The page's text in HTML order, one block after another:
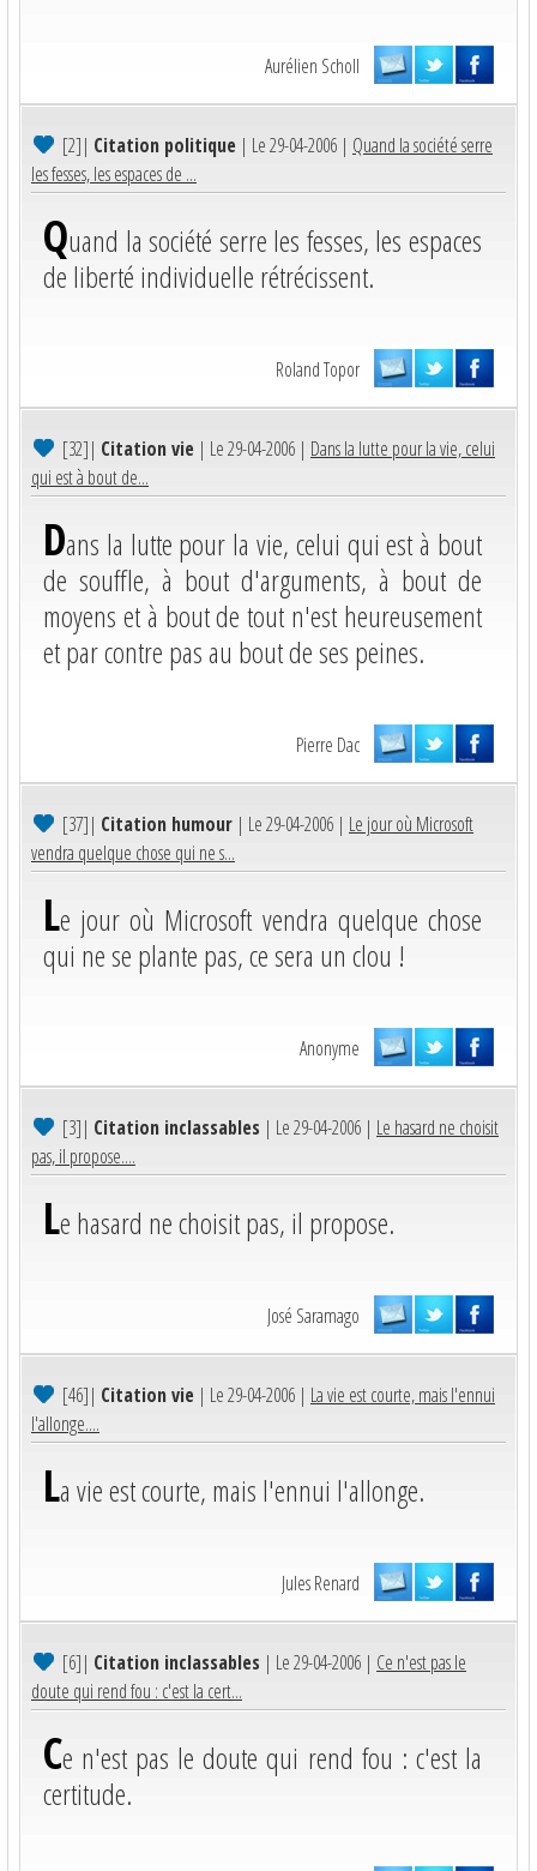
Aurélien Scholl
[2]| Citation politique | Le 29-04-2006 | Quand la société serre
les fesses, les espaces de ...
Quand la société serre les fesses, les espaces
de liberté individuelle rétrécissent.
Roland Topor
[32]| Citation vie | Le 29-04-2006 | Dans la lutte pour la vie, celui
qui est à bout de...
Dans la lutte pour la vie, celui qui est à bout
de souffle, à bout d'arguments, à bout de
moyens et à bout de tout n'est heureusement
et par contre pas au bout de ses peines.
Pierre Dac
[37]| Citation humour | Le 29-04-2006 | Le jour où Microsoft
vendra quelque chose qui ne s...
Le jour où Microsoft vendra quelque chose
qui ne se plante pas, ce sera un clou !
Anonyme
[3]| Citation inclassables | Le 29-04-2006 | Le hasard ne choisit
pas, il propose....
Le hasard ne choisit pas, il propose.
José Saramago
[46]| Citation vie | Le 29-04-2006 | La vie est courte, mais l'ennui
l'allonge....
La vie est courte, mais l'ennui l'allonge.
Jules Renard
[6]| Citation inclassables | Le 29-04-2006 | Ce n'est pas le
doute qui rend fou : c'est la cert...
Ce n'est pas le doute qui rend fou : c'est la
certitude.